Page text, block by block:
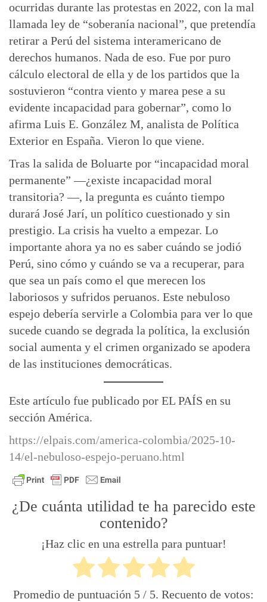
ocurridas durante las protestas en 2022, con la mal
llamada ley de “soberanía nacional”, que pretendía
retirar a Perú del sistema interamericano de
derechos humanos. Nada de eso. Fue por puro
cálculo electoral de ella y de los partidos que la
sostuvieron “contra viento y marea pese a su
evidente incapacidad para gobernar”, como lo
afirma Luis E. González M, analista de Política
Exterior en España. Vieron lo que viene.
Tras la salida de Boluarte por “incapacidad moral
permanente” —¿existe incapacidad moral
transitoria? —, la pregunta es cuánto tiempo
durará José Jarí, un político cuestionado y sin
prestigio. La crisis ha vuelto a empezar. Lo
importante ahora ya no es saber cuándo se jodió
Perú, sino cómo y cuándo se va a recuperar, para
que sea un país como el que merecen los
laboriosos y sufridos peruanos. Este nebuloso
espejo debería servirle a Colombia para ver lo que
sucede cuando se degrada la política, la exclusión
social aumenta y el crimen organizado se apodera
de las instituciones democráticas.
Este artículo fue publicado por EL PAÍS en su
sección América.
https://elpais.com/america-colombia/2025-10-
14/el-nebuloso-espejo-peruano.html
¿De cuánta utilidad te ha parecido este
contenido?
¡Haz clic en una estrella para puntuar!
Promedio de puntuación 5 / 5. Recuento de votos: